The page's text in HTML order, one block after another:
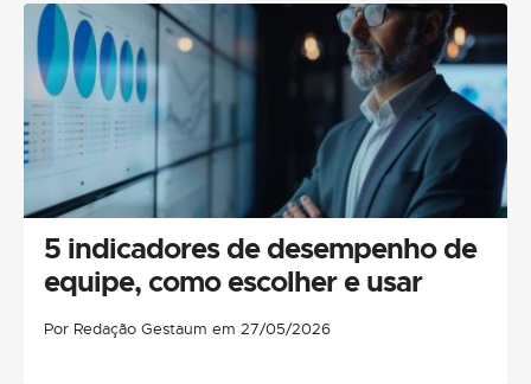
5 indicadores de desempenho de
equipe, como escolher e usar
Por Redação Gestaum em 27/05/2026